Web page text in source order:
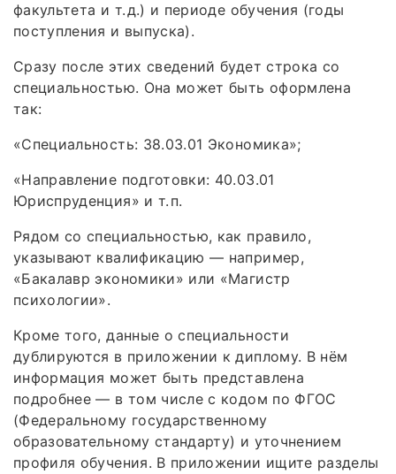
факультета и т. д.) и периоде обучения (годы
поступления и выпуска).
Сразу после этих сведений будет строка со
специальностью. Она может быть оформлена
так:
«Специальность: 38.03.01 Экономика»;
«Направление подготовки: 40.03.01
Юриспруденция» и т. п.
Рядом со специальностью, как правило,
указывают квалификацию — например,
«Бакалавр экономики» или «Магистр
психологии».
Кроме того, данные о специальности
дублируются в приложении к диплому. В нём
информация может быть представлена
подробнее — в том числе с кодом по ФГОС
(Федеральному государственному
образовательному стандарту) и уточнением
профиля обучения. В приложении ищите разделы